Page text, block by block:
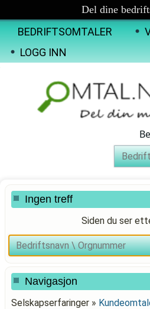
Del dine
BEDRIFTSOMTALER
LOGG INN
Ingen treff
Siden du ser
Navigasjon
Selskapserfaringer »